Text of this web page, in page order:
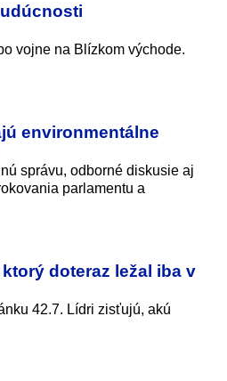
vojne na Blízkom východe.
environmentálne
správu, odborné diskusie aj
parlamentu a
doteraz ležal iba v
42.7. Lídri zisťujú, akú